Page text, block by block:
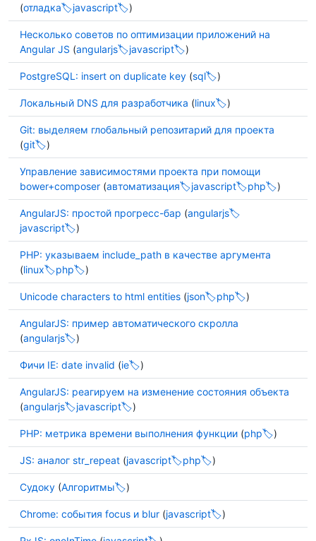
(отладка javascript )
Несколько советов по оптимизации приложений на
Angular JS (angularjs javascript )
PostgreSQL: insert on duplicate key (sql )
Локальный DNS для разработчика (linux )
Git: выделяем глобальный репозитарий для проекта
(git )
Управление зависимостями проекта при помощи
bower+composer (автоматизация javascript php )
AngularJS: простой прогресс-бар (angularjs
javascript
)
PHP: указываем include_path в качестве аргумента
(linux php )
Unicode characters to html entities (json php )
AngularJS: пример автоматического скролла
(angularjs )
Фичи IE: date invalid (ie )
AngularJS: реагируем на изменение состояния объекта
(angularjs javascript )
PHP: метрика времени выполнения функции (php )
JS: аналог str_repeat (javascript php )
Судоку (Алгоритмы )
Chrome: события focus и blur (javascript )